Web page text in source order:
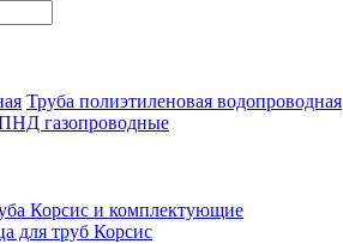
Труба полиэтиленовая водопроводная
газопроводные
Корсис и комплектующие
для труб Корсис